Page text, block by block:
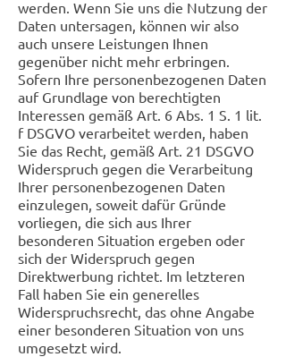
werden. Wenn Sie uns die Nutzung der
Daten untersagen, können wir also
auch unsere Leistungen Ihnen
gegenüber nicht mehr erbringen.
Sofern Ihre personenbezogenen Daten
auf Grundlage von berechtigten
Interessen gemäß Art. 6 Abs. 1 S. 1 lit.
f DSGVO verarbeitet werden, haben
Sie das Recht, gemäß Art. 21 DSGVO
Widerspruch gegen die Verarbeitung
Ihrer personenbezogenen Daten
einzulegen, soweit dafür Gründe
vorliegen, die sich aus Ihrer
besonderen Situation ergeben oder
sich der Widerspruch gegen
Direktwerbung richtet. Im letzteren
Fall haben Sie ein generelles
Widerspruchsrecht, das ohne Angabe
einer besonderen Situation von uns
umgesetzt wird.